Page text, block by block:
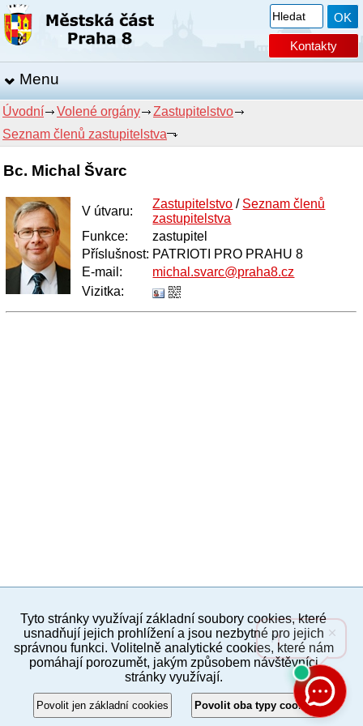
Kontakty
Menu
Úvodní Volené orgány
Zastupitelstvo
Seznam členů zastupitelstva
Bc. Michal Švarc
V útvaru:
Zastupitelstvo / Seznam členů
zastupitelstva
Funkce:
zastupitel
Příslušnost: PATRIOTI PRO PRAHU 8
E-mail :
michal.svarc@praha8.cz
Vizitka:
PC verze ENG
Povinné a praktické informace
© 2012–2019 MČ Praha 8
Tyto stránky využívají základní soubory cookies, které
usnadňují jejich prohlížení a jsou nezbytné pro jejich
správnou funkci. Volitelně analytické cookies, které nám
pomáhají porozumět, jakým způsobem návštěvníci
stránky využívají.
Povolit jen základní cookies Povolit oba typy cookies